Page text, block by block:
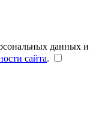
данных и
сайта.